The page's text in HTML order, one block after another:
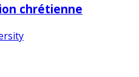
chrétienne